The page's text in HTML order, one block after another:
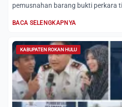
pemusnahan barang bukti perkara
BACA SELENGKAPNYA
KABUPATEN ROKAN HULU